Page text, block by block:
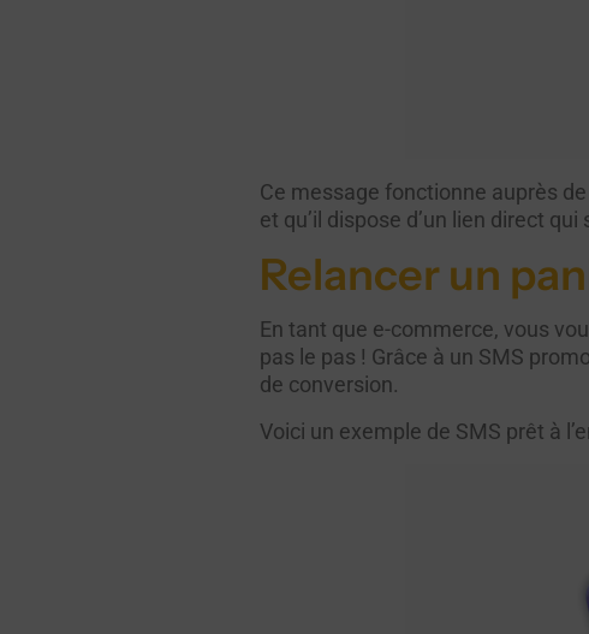
Ce message fonctionne auprès
et qu’il dispose d’un lien direct qui
Relancer un
En tant que e-commerce, vous
pas le pas ! Grâce à un SMS
de conversion.
Voici un exemple de SMS prêt à